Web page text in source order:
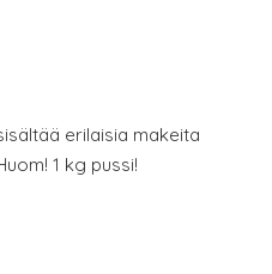
erilaisia makeita
1 kg pussi!